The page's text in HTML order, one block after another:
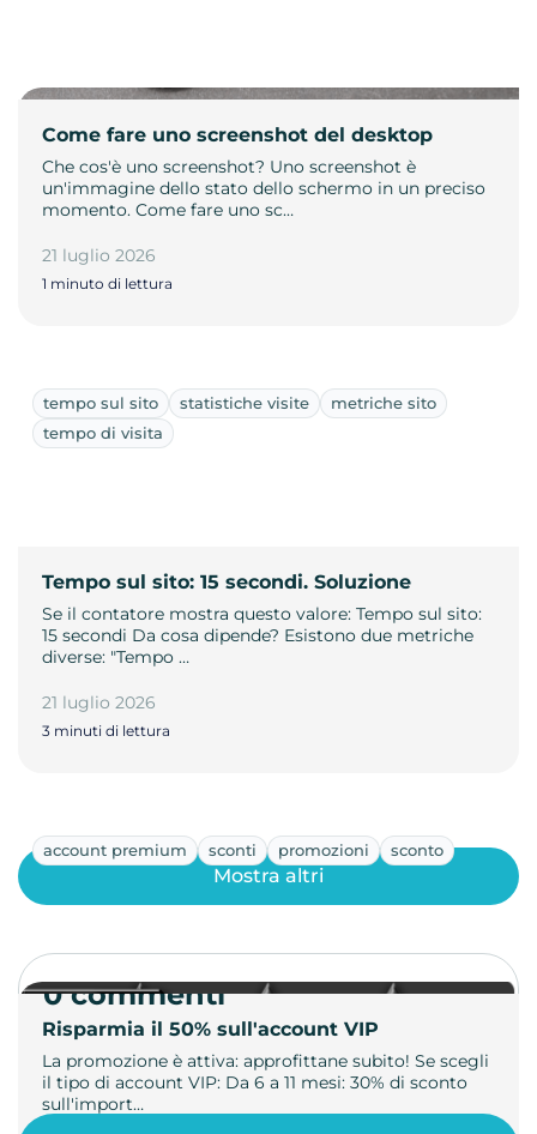
Come fare uno screenshot del desktop
Che cos'è uno screenshot? Uno screenshot è
un'immagine dello stato dello schermo in un preciso
momento. Come fare uno sc…
21 luglio 2026
1 minuto di lettura
tempo sul sito statistiche visite
metriche sito
tempo di visita
Tempo sul sito: 15 secondi. Soluzione
Se il contatore mostra questo valore: Tempo sul sito:
15 secondi Da cosa dipende? Esistono due metriche
diverse: "Tempo …
21 luglio 2026
3 minuti di lettura
account premium sconti promozioni sconto
Risparmia il 50% sull'account VIP
La promozione è attiva: approfittane subito! Se scegli
il tipo di account VIP: Da 6 a 11 mesi: 30% di sconto
sull'import…
Mostra altri
0 commenti